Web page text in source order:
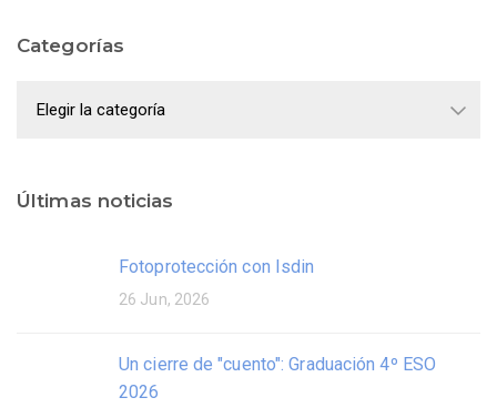
Categorías
Últimas noticias
Fotoprotección con Isdin
26 Jun, 2026
Un cierre de "cuento": Graduación 4º ESO
2026